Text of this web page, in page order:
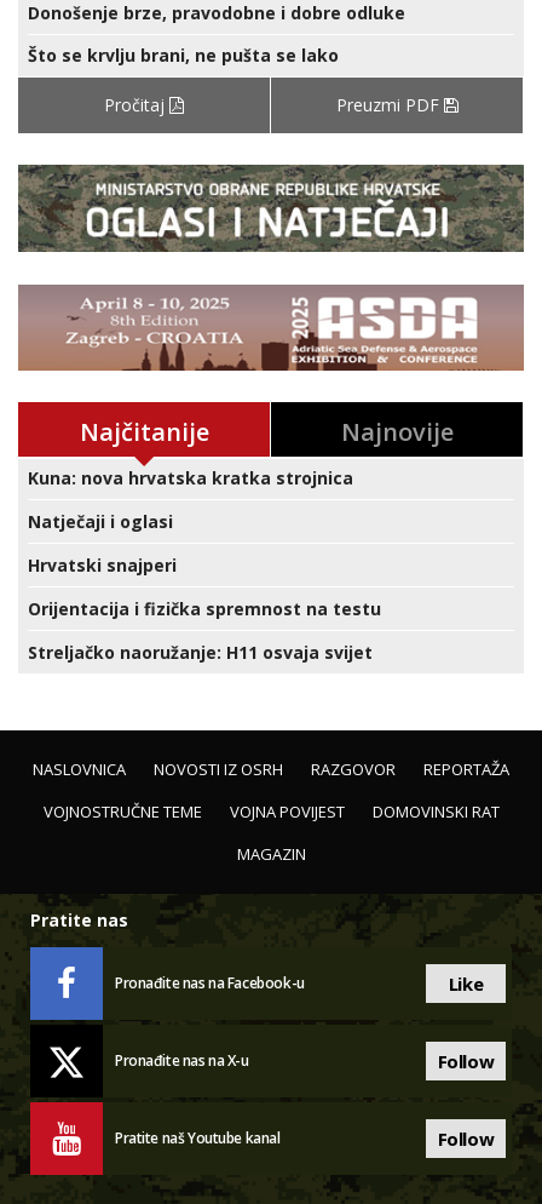
Donošenje brze, pravodobne i dobre odluke
Što se krvlju brani, ne pušta se lako
Pročitaj Preuzmi PDF
Najčitanije Najnovije
Kuna: nova hrvatska kratka strojnica
Natječaji i oglasi
Hrvatski snajperi
Orijentacija i fizička spremnost na testu
Streljačko naoružanje: H11 osvaja svijet
NASLOVNICA NOVOSTI IZ OSRH RAZGOVOR
REPORTAŽA
VOJNOSTRUČNE TEME
VOJNA POVIJEST
DOMOVINSKI RAT
MAGAZIN
Pratite nas
Pronađite nas na Facebook-u Like
Pronađite nas na X-u Follow
Pratite naš Youtube kanal Follow